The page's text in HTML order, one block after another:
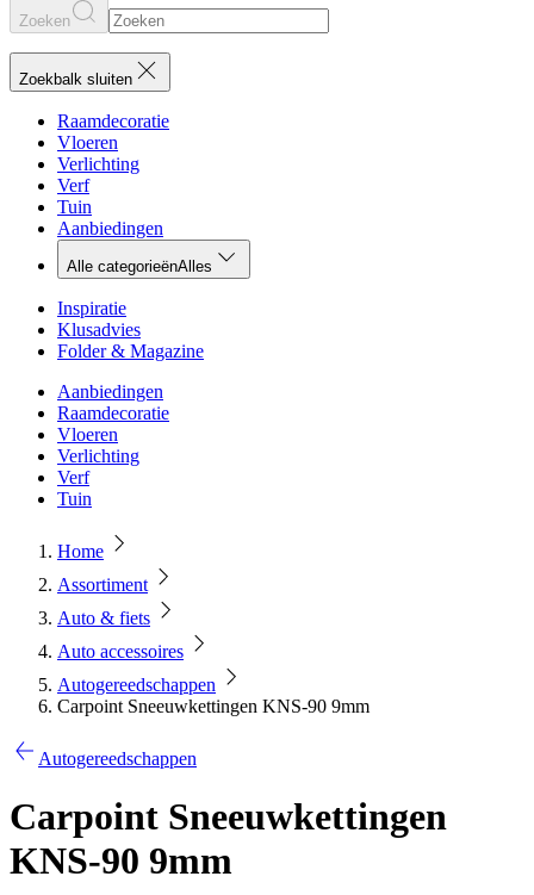
Zoeken
Zoekbalk sluiten
Raamdecoratie
Vloeren
Verlichting
Verf
Tuin
Aanbiedingen
Alle categorieënAlles
Inspiratie
Klusadvies
Folder & Magazine
Aanbiedingen
Raamdecoratie
Vloeren
Verlichting
Verf
Tuin
Home
Assortiment
Auto & fiets
Auto accessoires
Autogereedschappen
Carpoint Sneeuwkettingen KNS-90 9mm
Autogereedschappen
Carpoint Sneeuwkettingen
KNS-90 9mm